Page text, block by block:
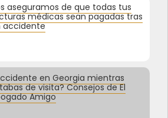
aseguramos de que todas tus
médicas sean pagadas tras
accidente
en Georgia mientras
de visita? Consejos de El
Amigo